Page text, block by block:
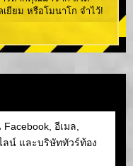
เยียม หรือโมนาโก จำไว้!
อีเมล,
น์ และบริษัททัวร์ท้อง